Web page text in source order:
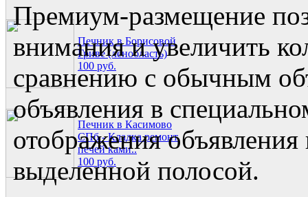
Печник в Борисовой
Гриве (ленобласть)
100 руб.
Печник в Касимово
СПб - Кладка ремонт
печей ками..
100 руб.
Премиум-размещение
внимания и увеличить
сравнению с обычным
объявления в
отображения
выделенной полосой.